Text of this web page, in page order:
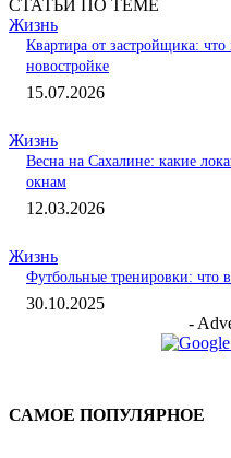
СТАТЬИ ПО ТЕМЕ
Жизнь
Квартира от застройщика:
новостройке
15.07.2026
Жизнь
Весна на Сахалине: какие
окнам
12.03.2026
Жизнь
Футбольные тренировки: что
30.10.2025
-
САМОЕ ПОПУЛЯРНОЕ